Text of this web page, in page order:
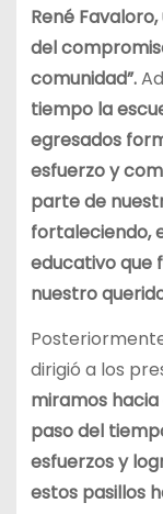
René
del
comunidad”.
tiempo la
egresados
esfuerzo y
parte de
fortaleciendo,
educativo que
nuestro
dirigió a los
miramos
paso del
esfuerzos y
estos pasillos